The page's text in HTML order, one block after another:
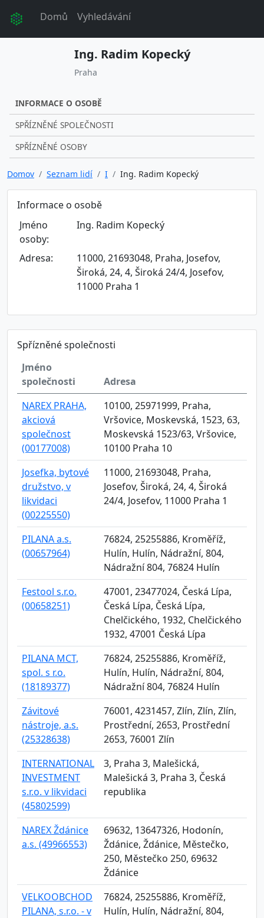
Domů Vyhledávání
Ing. Radim Kopecký
Praha
INFORMACE O OSOBĚ
SPŘÍZNĚNÉ SPOLEČNOSTI
SPŘÍZNĚNÉ OSOBY
Domov Seznam lidí I Ing. Radim Kopecký
Informace o osobě
Jméno
osoby:
Ing. Radim Kopecký
Adresa:
11000, 21693048, Praha, Josefov,
Široká, 24, 4, Široká 24/4, Josefov,
11000 Praha 1
Spřízněné společnosti
Jméno
společnosti
Adresa
NAREX PRAHA,
akciová
společnost
(00177008)
10100, 25971999, Praha,
Vršovice, Moskevská, 1523, 63,
Moskevská 1523/63, Vršovice,
10100 Praha 10
Josefka, bytové
družstvo, v
likvidaci
(00225550)
11000, 21693048, Praha,
Josefov, Široká, 24, 4, Široká
24/4, Josefov, 11000 Praha 1
PILANA a.s.
(00657964)
76824, 25255886, Kroměříž,
Hulín, Hulín, Nádražní, 804,
Nádražní 804, 76824 Hulín
Festool s.r.o.
(00658251)
47001, 23477024, Česká Lípa,
Česká Lípa, Česká Lípa,
Chelčického, 1932, Chelčického
1932, 47001 Česká Lípa
PILANA MCT,
spol. s r.o.
(18189377)
76824, 25255886, Kroměříž,
Hulín, Hulín, Nádražní, 804,
Nádražní 804, 76824 Hulín
Závitové
nástroje, a.s.
(25328638)
76001, 4231457, Zlín, Zlín, Zlín,
Prostřední, 2653, Prostřední
2653, 76001 Zlín
INTERNATIONAL
INVESTMENT
s.r.o. v likvidaci
(45802599)
3, Praha 3, Malešická,
Malešická 3, Praha 3, Česká
republika
NAREX Ždánice
a.s. (49966553)
69632, 13647326, Hodonín,
Ždánice, Ždánice, Městečko,
250, Městečko 250, 69632
Ždánice
VELKOOBCHOD
PILANA, s.r.o. - v
76824, 25255886, Kroměříž,
Hulín, Hulín, Nádražní, 804,